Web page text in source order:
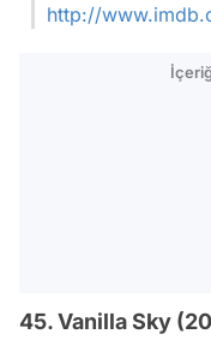
http://
45. Vanilla Sky